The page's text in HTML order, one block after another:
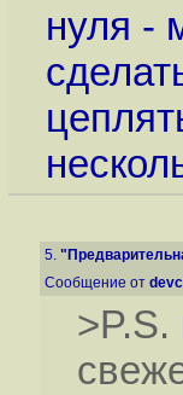
нуля -
5.
Сообщение от